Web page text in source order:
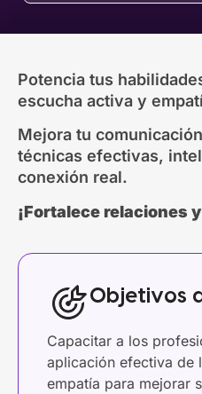
Potencia tus
escucha activa y
Mejora tu
técnicas efectivas,
conexión real.
¡Fortalece relaciones
Objetivos
Capacitar a los
aplicación efectiva de
empatía para mejorar